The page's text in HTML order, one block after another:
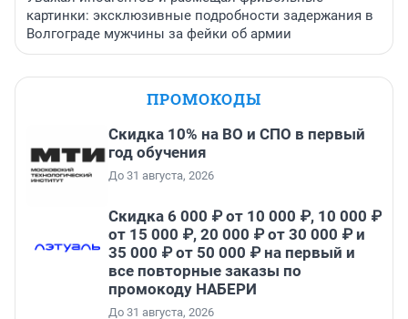
картинки: эксклюзивные подробности задержания в
Волгограде мужчины за фейки об армии
ПРОМОКОДЫ
Скидка 10% на ВО и СПО в первый
год обучения
До 31 августа, 2026
Скидка 6 000 ₽ от 10 000 ₽, 10 000 ₽
от 15 000 ₽, 20 000 ₽ от 30 000 ₽ и
35 000 ₽ от 50 000 ₽ на первый и
все повторные заказы по
промокоду НАБЕРИ
До 31 августа, 2026